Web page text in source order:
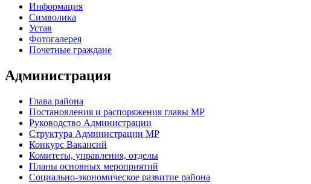
Информация
Символика
Устав
Фотогалерея
Почетные граждане
Администрация
Глава района
Постановления и распоряжения главы МР
Руководство Администрации
Структура Администрации МР
Конкурс Вакансий
Комитеты, управления, отделы
Планы основных мероприятий
Социально-экономическое развитие района